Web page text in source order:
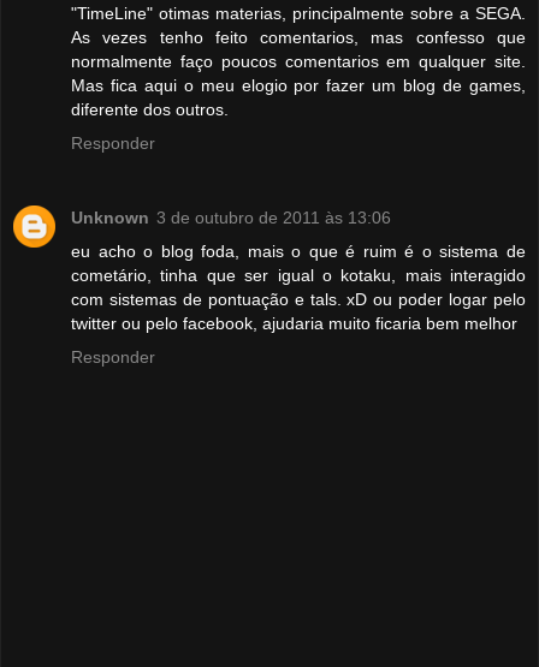
"TimeLine" otimas materias, principalmente sobre a SEGA.
As vezes tenho feito comentarios, mas confesso que
normalmente faço poucos comentarios em qualquer site.
Mas fica aqui o meu elogio por fazer um blog de games,
diferente dos outros.
Responder
Unknown 3 de outubro de 2011 às 13:06
eu acho o blog foda, mais o que é ruim é o sistema de
cometário, tinha que ser igual o kotaku, mais interagido
com sistemas de pontuação e tals. xD ou poder logar pelo
twitter ou pelo facebook, ajudaria muito ficaria bem melhor
Responder